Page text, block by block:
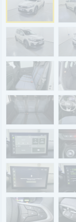
Teile
Dacia